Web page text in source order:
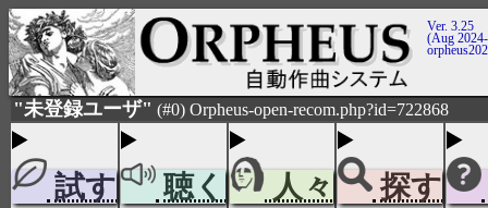
Ver. 3.25
(Aug
"未登録ユーザ" (#0) Orpheus-open-recom.php?id=722868
試す 聴く 人々 探す